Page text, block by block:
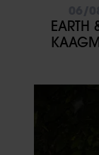
EARTH